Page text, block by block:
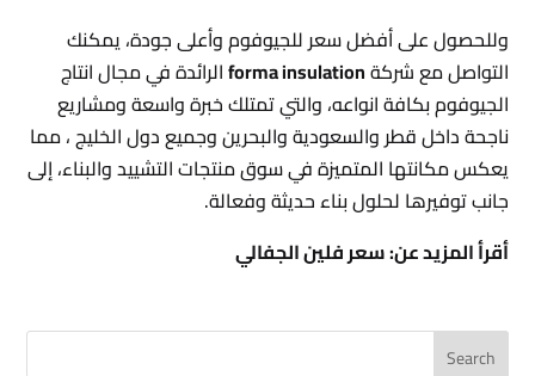
وللحصول على أفضل سعر للجيوفوم وأعلى جودة، يمكنك
التواصل مع شركةforma insulationالرائدة في مجال انتاج
الجيوفوم بكافة انواعه، والتي تمتلك خبرة واسعة ومشاريع
ناجحة داخل قطر والسعودية والبحرين وجميع دول الخليج ، مما
يعكس مكانتها المتميزة في سوق منتجات التشييد والبناء، إلى
جانب توفيرها لحلول بناء حديثة وفعالة.
أقرأ المزيد عن:سعر فلين الجفالي
Search